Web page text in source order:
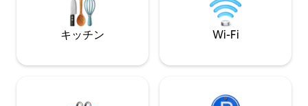
必要なものがすべてそろった、自分だけ
の空間をお楽しみいただけます。
キッチン Wi-Fi